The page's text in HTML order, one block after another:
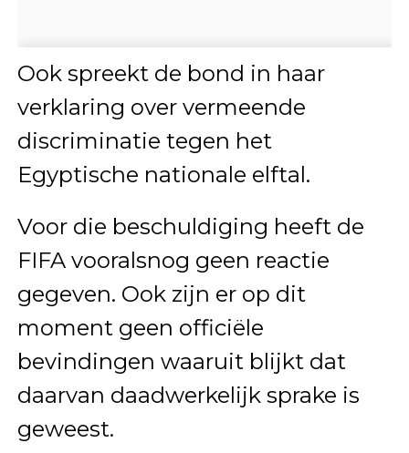
Ook spreekt de bond in haar
verklaring over vermeende
discriminatie tegen het
Egyptische nationale elftal.
Voor die beschuldiging heeft de
FIFA vooralsnog geen reactie
gegeven. Ook zijn er op dit
moment geen officiële
bevindingen waaruit blijkt dat
daarvan daadwerkelijk sprake is
geweest.